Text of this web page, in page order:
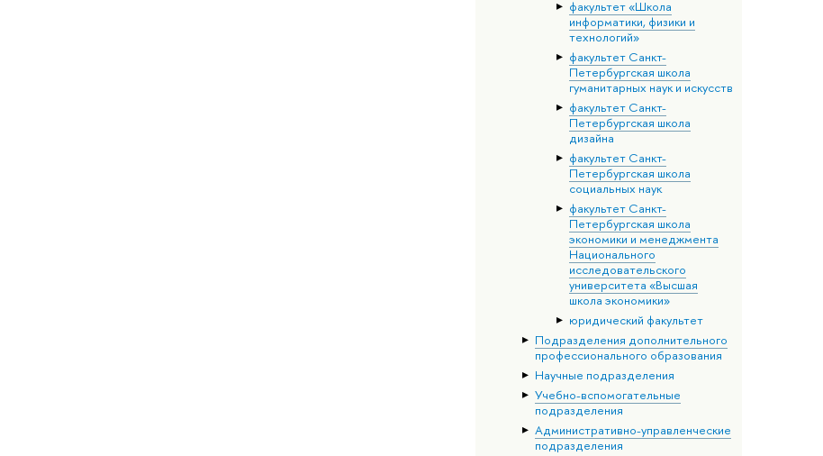
факультет «Школа
информатики, физики и
технологий»
факультет Санкт-
Петербургская школа
гуманитарных наук и искусств
факультет Санкт-
Петербургская школа
дизайна
факультет Санкт-
Петербургская школа
социальных наук
факультет Санкт-
Петербургская школа
экономики и менеджмента
Национального
исследовательского
университета «Высшая
школа экономики»
юридический факультет
Подразделения дополнительного
профессионального образования
Научные подразделения
Учебно-вспомогательные
подразделения
Административно-управленческие
подразделения